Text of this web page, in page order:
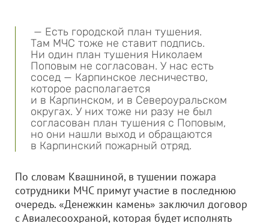
— Есть городской план тушения.
Там МЧС тоже не ставит подпись.
Ни один план тушения Николаем
Поповым не согласован. У нас есть
сосед — Карпинское лесничество,
которое располагается
и в Карпинском, и в Североуральском
округах. У них тоже ни разу не был
согласован план тушения с Поповым,
но они нашли выход и обращаются
в Карпинский пожарный отряд.
По словам Квашниной, в тушении пожара
сотрудники МЧС примут участие в последнюю
очередь. «Денежкин камень» заключил договор
с Авиалесоохраной, которая будет исполнять